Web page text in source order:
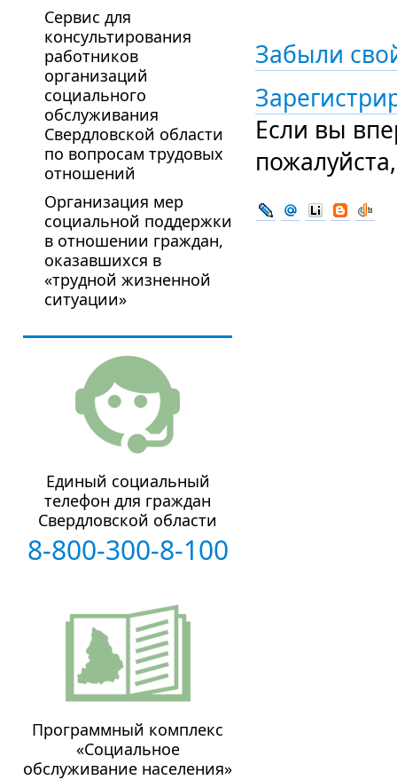
Забыли
Если вы
Сервис для
консультирования
работников
организаций
социального
обслуживания
Свердловской области
по вопросам трудовых
отношений
Организация мер
социальной поддержки
в отношении граждан,
оказавшихся в
«трудной жизненной
ситуации»
Единый социальный
телефон для граждан
Свердловской области
8-800-300-8-100
Программный комплекс
«Социальное
обслуживание населения»